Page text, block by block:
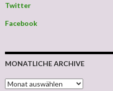
Twitter
Facebook
MONATLICHE ARCHIVE
MONATLICHE ARCHIVE